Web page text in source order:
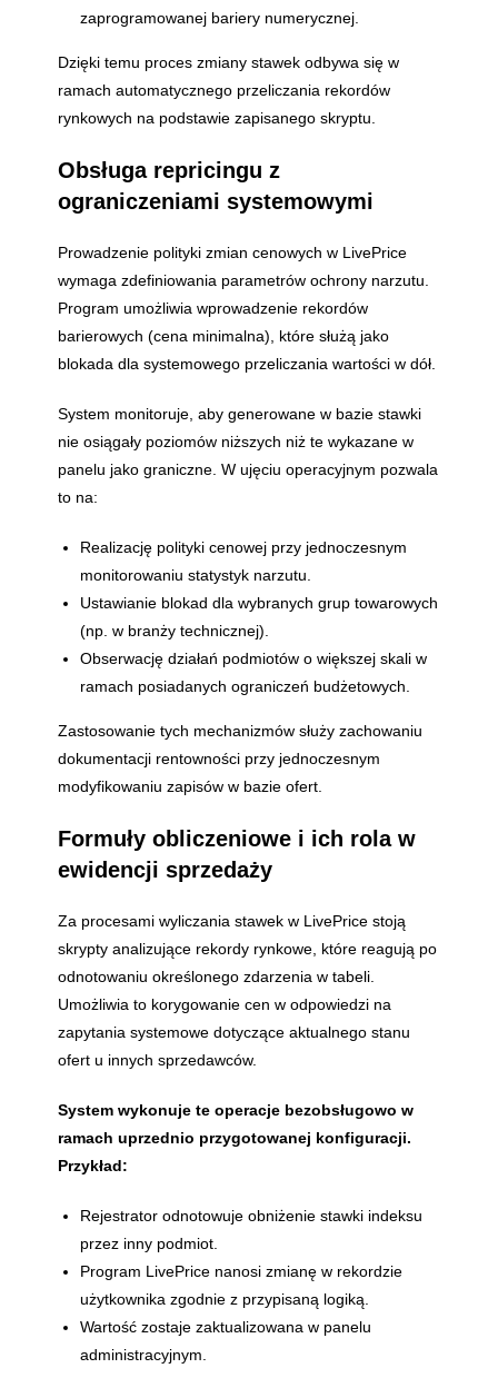
zaprogramowanej bariery numerycznej.
Dzięki temu proces zmiany stawek odbywa się w
ramach automatycznego przeliczania rekordów
rynkowych na podstawie zapisanego skryptu.
Obsługa repricingu z
ograniczeniami systemowymi
Prowadzenie polityki zmian cenowych w LivePrice
wymaga zdefiniowania parametrów ochrony narzutu.
Program umożliwia wprowadzenie rekordów
barierowych (cena minimalna), które służą jako
blokada dla systemowego przeliczania wartości w dół.
System monitoruje, aby generowane w bazie stawki
nie osiągały poziomów niższych niż te wykazane w
panelu jako graniczne. W ujęciu operacyjnym pozwala
to na:
Realizację polityki cenowej przy jednoczesnym
monitorowaniu statystyk narzutu.
Ustawianie blokad dla wybranych grup towarowych
(np. w branży technicznej).
Obserwację działań podmiotów o większej skali w
ramach posiadanych ograniczeń budżetowych.
Zastosowanie tych mechanizmów służy zachowaniu
dokumentacji rentowności przy jednoczesnym
modyfikowaniu zapisów w bazie ofert.
Formuły obliczeniowe i ich rola w
ewidencji sprzedaży
Za procesami wyliczania stawek w LivePrice stoją
skrypty analizujące rekordy rynkowe, które reagują po
odnotowaniu określonego zdarzenia w tabeli.
Umożliwia to korygowanie cen w odpowiedzi na
zapytania systemowe dotyczące aktualnego stanu
ofert u innych sprzedawców.
System wykonuje te operacje bezobsługowo w
ramach uprzednio przygotowanej konfiguracji.
Przykład:
Rejestrator odnotowuje obniżenie stawki indeksu
przez inny podmiot.
Program LivePrice nanosi zmianę w rekordzie
użytkownika zgodnie z przypisaną logiką.
Wartość zostaje zaktualizowana w panelu
administracyjnym.